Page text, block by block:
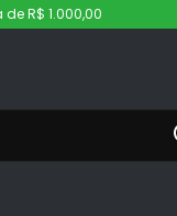
R$ 1.000,00